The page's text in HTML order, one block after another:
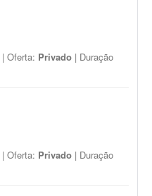
| Oferta: Privado | Duração
| Oferta: Privado | Duração